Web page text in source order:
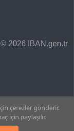
© 2026 IBAN.gen.tr
çerezler gönderir.
için paylaşılır.